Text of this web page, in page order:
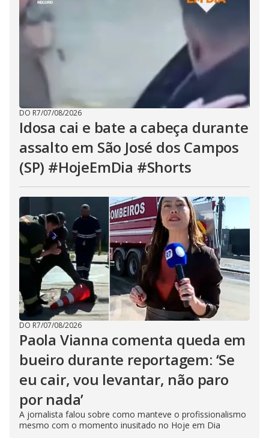
DO R7/07/08/2026
Idosa cai e bate a cabeça durante
assalto em São José dos Campos
(SP) #HojeEmDia #Shorts
DO R7/07/08/2026
Paola Vianna comenta queda em
bueiro durante reportagem: ‘Se
eu cair, vou levantar, não paro
por nada’
A jornalista falou sobre como manteve o profissionalismo
mesmo com o momento inusitado no Hoje em Dia